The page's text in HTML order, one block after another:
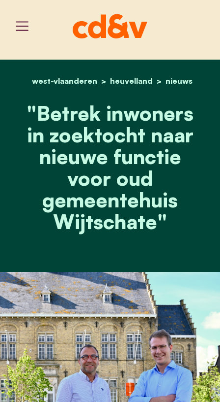
home
west-vlaanderen heuvelland nieuws
cd&v wil inspraak bij
"Betrek inwoners
in zoektocht naar
nieuwe functie
voor oud
gemeentehuis
Wijtschate"